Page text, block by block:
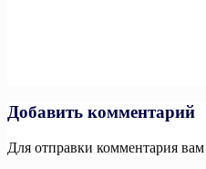
Добавить комментарий
Для отправки комментария